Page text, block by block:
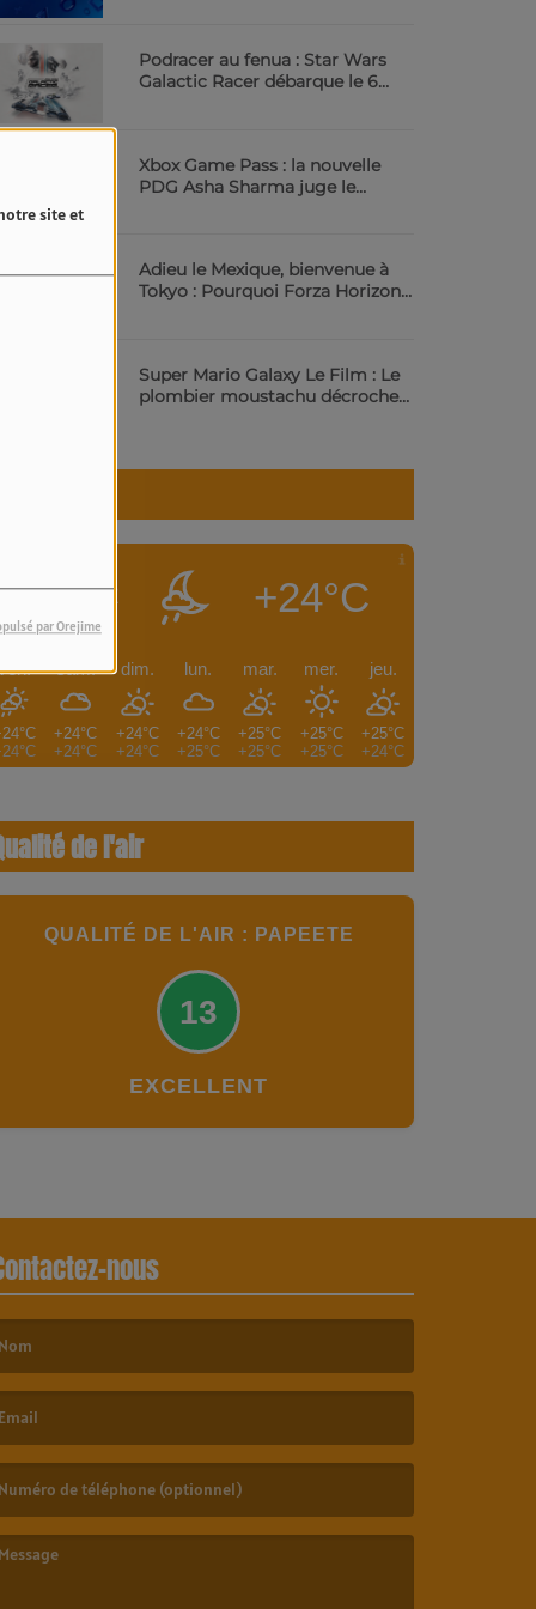
site et
par Orejime
Podracer au fenua : Star Wars
Galactic Racer débarque le 6
Xbox Game Pass : la nouvelle
PDG Asha Sharma juge le
Adieu le Mexique, bienvenue à
Tokyo : Pourquoi Forza Horizon
Super Mario Galaxy Le Film : Le
plombier moustachu décroche
PAPEETE +24°C
sam.
+24°C
+24°C
dim.
+24°C
+24°C
lun.
+24°C
+25°C
mar.
+25°C
+25°C
mer.
+25°C
+25°C
jeu.
+25°C
+24°C
de l'air
QUALITÉ DE L'AIR : PAPEETE
13
EXCELLENT
nous